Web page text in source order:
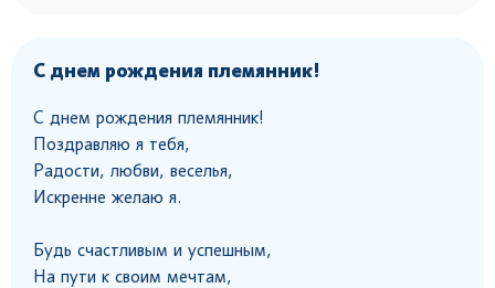
С днем рождения племянник!
С днем рождения племянник!
Поздравляю я тебя,
Радости, любви, веселья,
Искренне желаю я.
Будь счастливым и успешным,
На пути к своим мечтам,